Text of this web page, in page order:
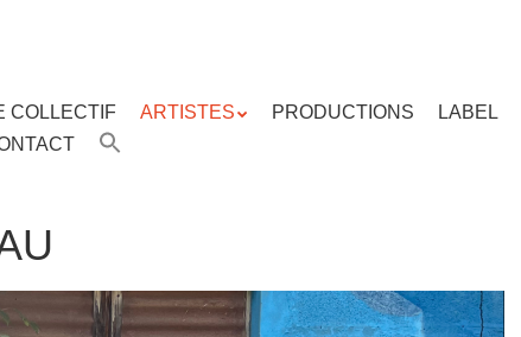
COLLECTIF ARTISTES PRODUCTIONS LABEL